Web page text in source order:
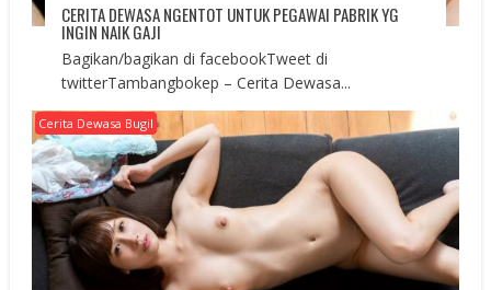
CERITA DEWASA NGENTOT UNTUK PEGAWAI PABRIK YG
INGIN NAIK GAJI
Bagikan/bagikan di facebookTweet di
twitterTambangbokep – Cerita Dewasa...
Cerita Dewasa Bugil